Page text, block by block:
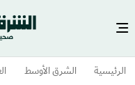
الرئيسية الشرق الأوسط​